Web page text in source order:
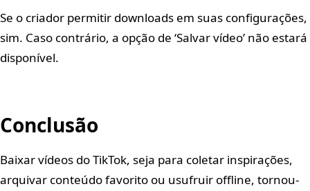
Se o criador permitir downloads em suas configurações,
sim. Caso contrário, a opção de ‘Salvar vídeo’ não estará
disponível.
Conclusão
Baixar vídeos do TikTok, seja para coletar inspirações,
arquivar conteúdo favorito ou usufruir offline, tornou-